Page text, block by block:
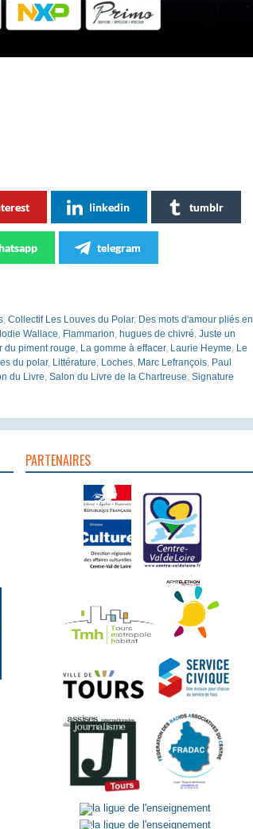
linkedin tumblr
telegram
Collectif Les Louves du Polar, Des mots d'amour pliés en
Wallace Flammarion hugues de chivré Juste un
du piment rouge La gomme à effacer, Laurie Heyme Le
du polar, Littérature Loches Marc Lefrançois Paul
du Livre Salon du Livre de la Chartreuse Signature
PARTENAIRES